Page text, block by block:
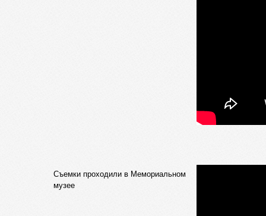
Съемки проходили в Мемориальном
музее